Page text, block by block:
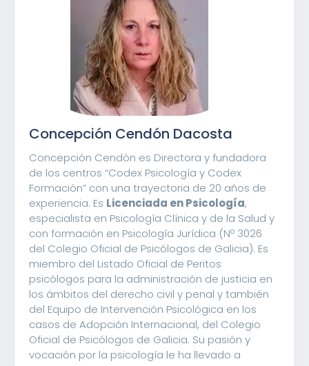
Concepción Cendón Dacosta
Concepción Cendón es Directora y fundadora
de los centros “Codex Psicología y Codex
Formación” con una trayectoria de 20 años de
experiencia. Es Licenciada en Psicología,
especialista en Psicología Clínica y de la Salud y
con formación en Psicología Jurídica (Nº 3026
del Colegio Oficial de Psicólogos de Galicia). Es
miembro del Listado Oficial de Peritos
psicólogos para la administración de justicia en
los ámbitos del derecho civil y penal y también
del Equipo de Intervención Psicológica en los
casos de Adopción Internacional, del Colegio
Oficial de Psicólogos de Galicia. Su pasión y
vocación por la psicología le ha llevado a